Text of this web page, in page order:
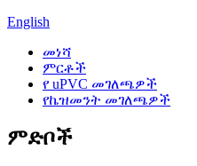
English
መነሻ
ምርቶች
የ uPVC መገለጫዎች
የኬዝመንት መገለጫዎች
ምድቦች